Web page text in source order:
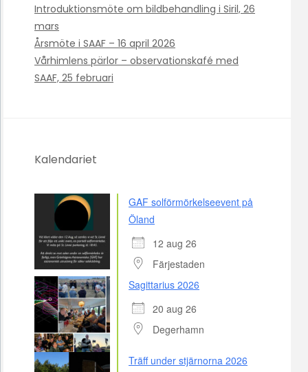
Introduktionsmöte om bildbehandling i Siril, 26
mars
Årsmöte i SAAF – 16 april 2026
Vårhimlens pärlor – observationskafé med
SAAF, 25 februari
Kalendariet
GAF solförmörkelseevent på
Öland
12 aug 26
Färjestaden
Sagittarius 2026
20 aug 26
Degerhamn
Träff under stjärnorna 2026